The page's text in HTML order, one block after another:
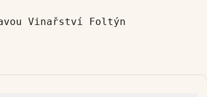
Vinařství Foltýn
Vinařství Ilias
Zatloukal